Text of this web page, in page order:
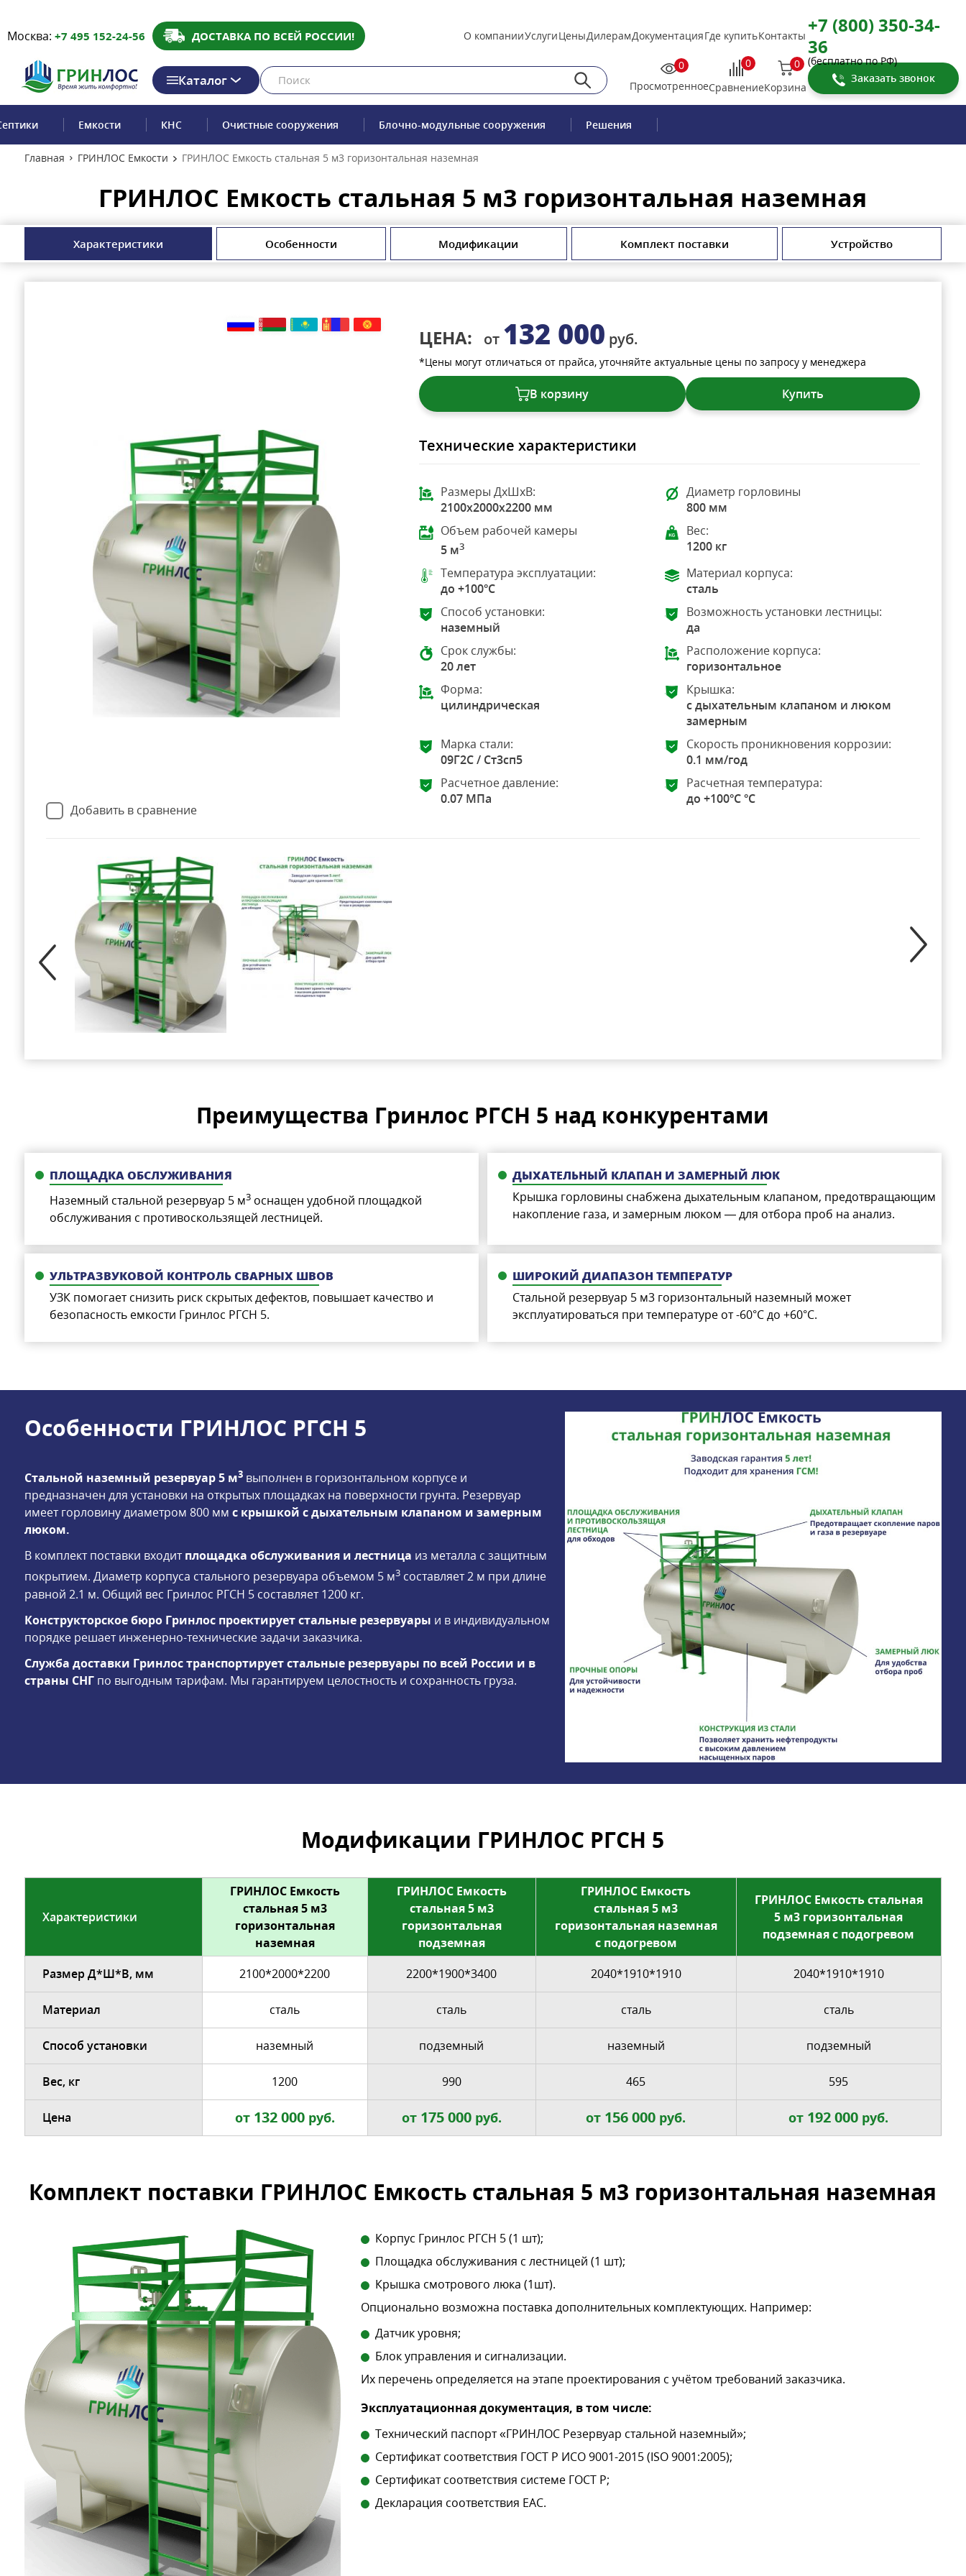
Москва: +7 495 152-24-56 ДОСТАВКА ПО ВСЕЙ РОССИИ! О компанииУслугиЦеныДилерамДокументацияГде купитьКонтакты +7 (800) 350-34-
36
(бесплатно по РФ)
Каталог
0
Просмотренное
0
Сравнение
0
Корзина
Заказать звонок
Емкости КНС Очистные сооружения Блочно-модульные сооружения Решения
Главная ГРИНЛОС Емкости ГРИНЛОС Емкость стальная 5 м3 горизонтальная наземная
ГРИНЛОС Емкость стальная 5 м3 горизонтальная наземная
Характеристики Особенности Модификации Комплект поставки Устройство
Добавить в сравнение
ЦЕНА: от 132 000 руб.
*Цены могут отличаться от прайса, уточняйте актуальные цены по запросу у менеджера
В корзину Купить
Технические характеристики
Размеры ДхШхВ:
2100x2000x2200 мм
Диаметр горловины
800 мм
Объем рабочей камеры
5 м3
Вес:
1200 кг
Температура эксплуатации:
до +100°C
Материал корпуса:
сталь
Способ установки:
наземный
Возможность установки лестницы:
да
Срок службы:
20 лет
Расположение корпуса:
горизонтальное
Форма:
цилиндрическая
Крышка:
с дыхательным клапаном и люком
замерным
Марка стали:
09Г2С / Ст3сп5
Скорость проникновения коррозии:
0.1 мм/год
Расчетное давление:
0.07 МПа
Расчетная температура:
до +100°C °C
Преимущества Гринлос РГСН 5 над конкурентами
ПЛОЩАДКА ОБСЛУЖИВАНИЯ
Наземный стальной резервуар 5 м3оснащен удобной площадкой
обслуживания с противоскользящей лестницей.
ДЫХАТЕЛЬНЫЙ КЛАПАН И ЗАМЕРНЫЙ ЛЮК
Крышка горловины снабжена дыхательным клапаном, предотвращающим
накопление газа, и замерным люком — для отбора проб на анализ.
УЛЬТРАЗВУКОВОЙ КОНТРОЛЬ СВАРНЫХ ШВОВ
УЗК помогает снизить риск скрытых дефектов, повышает качество и
безопасность емкости Гринлос РГСН 5.
ШИРОКИЙ ДИАПАЗОН ТЕМПЕРАТУР
Стальной резервуар 5 м3 горизонтальный наземный может
эксплуатироваться при температуре от -60°C до +60°C.
Особенности ГРИНЛОС РГСН 5
Стальной наземный резервуар 5 м3выполнен в горизонтальном корпусе и
предназначен для установки на открытых площадках на поверхности грунта. Резервуар
имеет горловину диаметром 800 мм с крышкой с дыхательным клапаном и замерным
люком.
В комплект поставки входитплощадка обслуживания и лестница из металла с защитным
покрытием. Диаметр корпуса стального резервуара объемом 5 м3составляет 2 м при длине
равной 2.1 м. Общий вес Гринлос РГСН 5 составляет 1200 кг.
Конструкторское бюро Гринлос проектирует стальные резервуары и в индивидуальном
порядке решает инженерно-технические задачи заказчика.
Служба доставки Гринлос транспортирует стальные резервуары по всей России и в
страны СНГпо выгодным тарифам. Мы гарантируем целостность и сохранность груза.
Модификации ГРИНЛОС РГСН 5
Характеристики
ГРИНЛОС Емкость
стальная 5 м3
горизонтальная
наземная
ГРИНЛОС Емкость
стальная 5 м3
горизонтальная
подземная
ГРИНЛОС Емкость
стальная 5 м3
горизонтальная наземная
с подогревом
ГРИНЛОС Емкость стальная
5 м3 горизонтальная
подземная с подогревом
Размер Д*Ш*В, мм 2100*2000*2200 2200*1900*3400 2040*1910*1910 2040*1910*1910
Материал сталь сталь сталь сталь
Способ установки наземный подземный наземный подземный
Вес, кг 1200 990 465 595
Цена от 132 000руб. от 175 000руб. от 156 000 руб. от 192 000 руб.
Комплект поставки ГРИНЛОС Емкость стальная 5 м3 горизонтальная наземная
Корпус Гринлос РГСН 5 (1 шт);
Площадка обслуживания с лестницей (1 шт);
Крышка смотрового люка (1шт).
Опционально возможна поставка дополнительных комплектующих. Например:
Датчик уровня;
Блок управления и сигнализации.
Их перечень определяется на этапе проектирования с учётом требований заказчика.
Эксплуатационная документация, в том числе:
Технический паспорт «ГРИНЛОС Резервуар стальной наземный»;
Сертификат соответствия ГОСТ Р ИСО 9001-2015 (ISO 9001:2005);
Сертификат соответствия системе ГОСТ Р;
Декларация соответствия EAC.